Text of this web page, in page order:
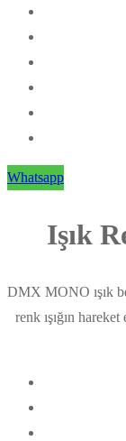
Whatsapp
Işık
DMX MONO ışık
renk ışığın